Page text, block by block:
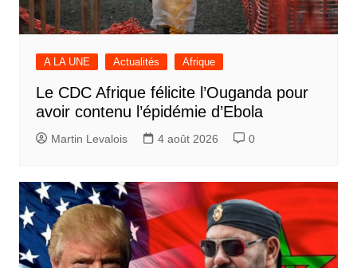
A LA UNE Actualités Afrique
Le CDC Afrique félicite l’Ouganda pour
avoir contenu l’épidémie d’Ebola
Martin Levalois 4 août 2026 0